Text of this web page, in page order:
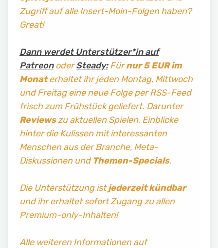
Zugriff auf alle Insert-Moin-Folgen haben?
Great!
Dann werdet Unterstützer*in auf
PatreonoderSteady:Fürnur 5 EUR im
Monaterhaltet ihr jeden Montag, Mittwoch
und Freitag eine neue Folge per RSS-Feed
frisch zum Frühstück geliefert. Darunter
Reviewszu aktuellen Spielen, Einblicke
hinter die Kulissen mit interessanten
Menschen aus der Branche, Meta-
Diskussionen und Themen-Specials.
Die Unterstützung istjederzeit kündbar
und ihr erhaltet sofort Zugang zu allen
Premium-only-Inhalten!
Alle weiteren Informationen auf